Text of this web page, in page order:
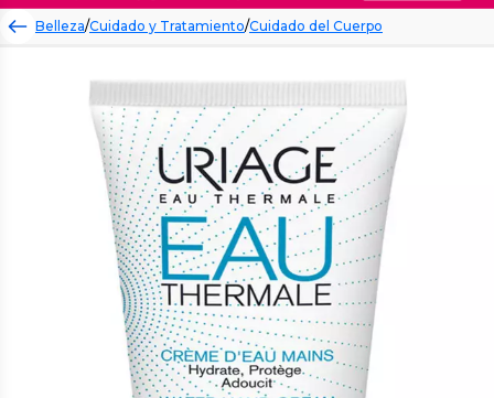
Belleza/Cuidado y Tratamiento/Cuidado del Cuerpo